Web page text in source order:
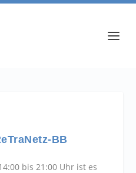
BB
bis 21:00 Uhr ist es